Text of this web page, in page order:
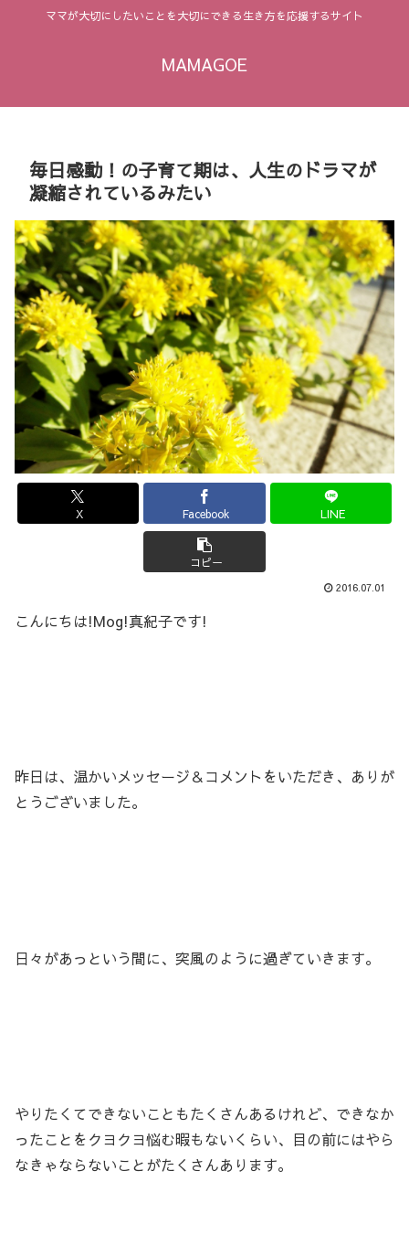
ママが大切にしたいことを大切にできる生き方を応援するサイト
MAMAGOE
毎日感動！の子育て期は、人生のドラマが
凝縮されているみたい
X Facebook LINE
コピー
2016.07.01
こんにちは!Mog!真紀子です!
昨日は、温かいメッセージ＆コメントをいただき、ありが
とうございました。
日々があっという間に、突風のように過ぎていきます。
やりたくてできないこともたくさんあるけれど、できなか
ったことをクヨクヨ悩む暇もないくらい、目の前にはやら
なきゃならないことがたくさんあります。